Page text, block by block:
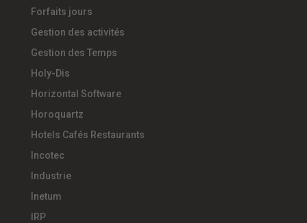
Forfaits jours
Gestion des activités
Gestion des Temps
Holy-Dis
Horizontal Software
Horoquartz
Hotels Cafés Restaurants
Incotec
Industrie
Inetum
IRP